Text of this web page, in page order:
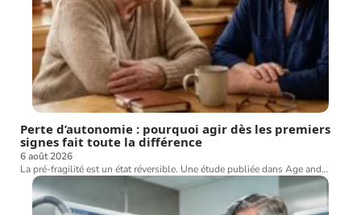
Perte d’autonomie : pourquoi agir dès les premiers
signes fait toute la différence
6 août 2026
La pré-fragilité est un état réversible. Une étude publiée dans Age and…